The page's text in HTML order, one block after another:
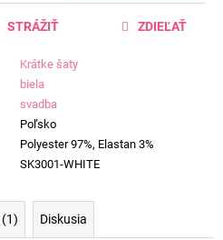
Krátke šaty
biela
svadba
Poľsko
Polyester 97%, Elastan 3%
SK3001-WHITE
STRÁŽIŤ ZDIEĽAŤ
Diskusia